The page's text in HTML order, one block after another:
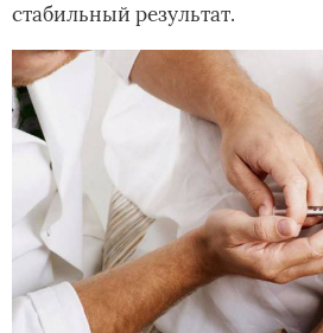
стабильный результат.